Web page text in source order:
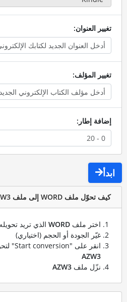
تغيير العنوان:
تغيير المؤلف:
إضافة إطار:
ابدأ
كيف تحوّل ملف WORD إلى ملف AZW3؟
اختر ملف WORDالذي تريد تحويله
غيّر الجودة أو الحجم (اختياري)
انقر على "Start conversion" لتحويل ملفك من
AZW3
نزّل ملف AZW3